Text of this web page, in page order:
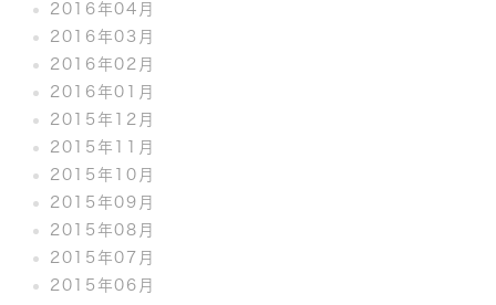
2016年04月
2016年03月
2016年02月
2016年01月
2015年12月
2015年11月
2015年10月
2015年09月
2015年08月
2015年07月
2015年06月